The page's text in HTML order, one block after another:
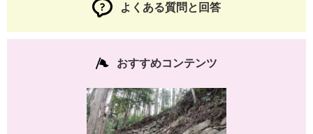
よくある質問と回答
おすすめコンテンツ